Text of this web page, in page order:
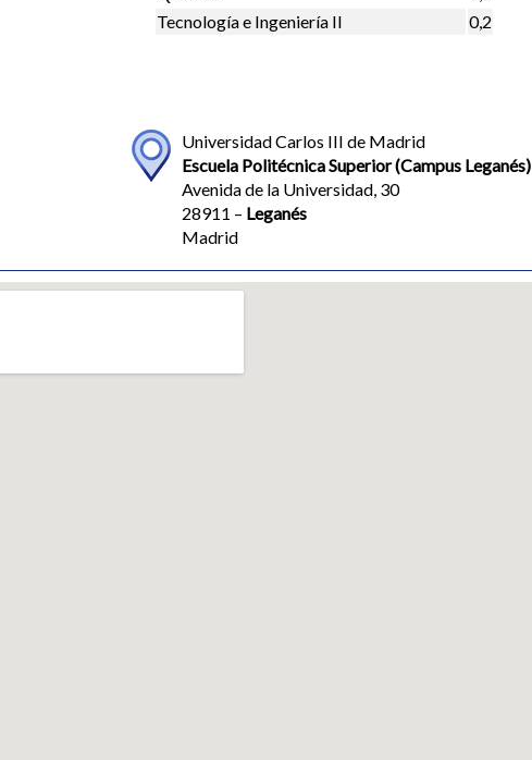
Tecnología e Ingeniería II
0,2
Universidad Carlos III de Madrid
Escuela Politécnica Superior (Campus Leganés)
Avenida de la Universidad, 30
28911 – Leganés
Madrid